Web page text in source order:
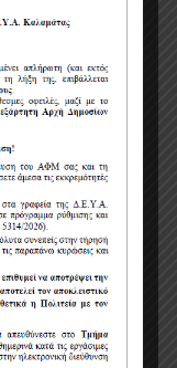
: 12/2017
Άσος